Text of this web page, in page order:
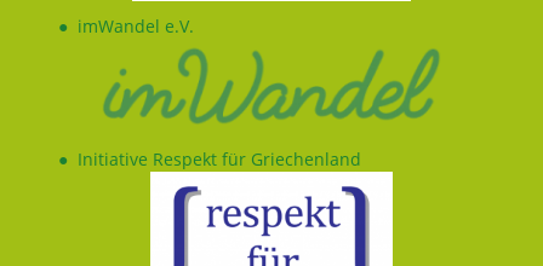
● imWandel e.V.
● Initiative Respekt für Griechenland